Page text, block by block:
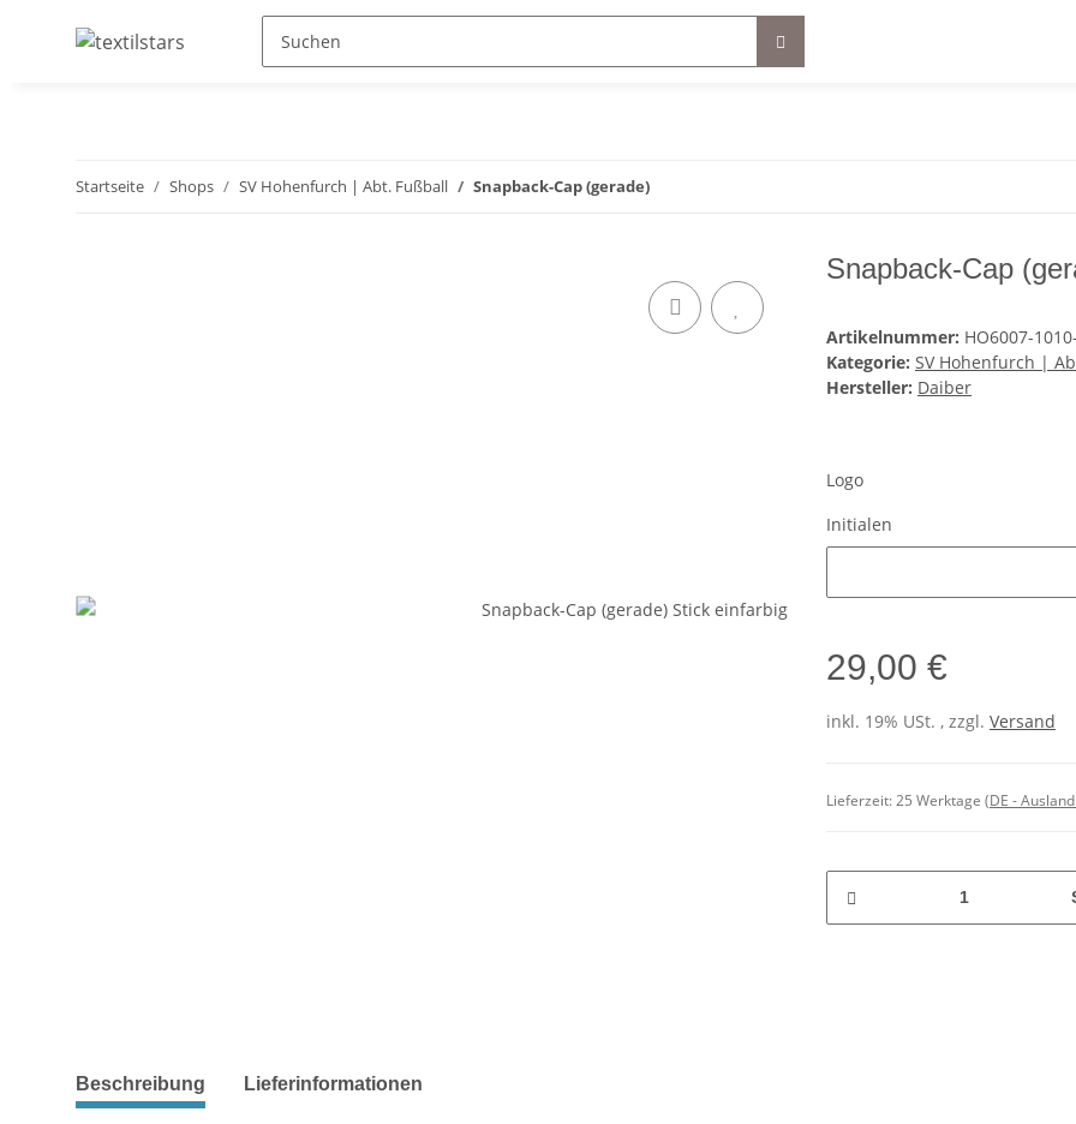
Startseite Shops SV Hohenfurch | Abt. Fußball Snapback-Cap (gerade)
Snapback-Cap
Artikelnummer: HO6007-
Kategorie: SV Hohenfurch |
Hersteller: Daiber
Logo
Initialen
29,00 €
inkl. 19% USt. , zzgl. Versand
Lieferzeit:25 Werktage (DE -
Beschreibung Lieferinformationen